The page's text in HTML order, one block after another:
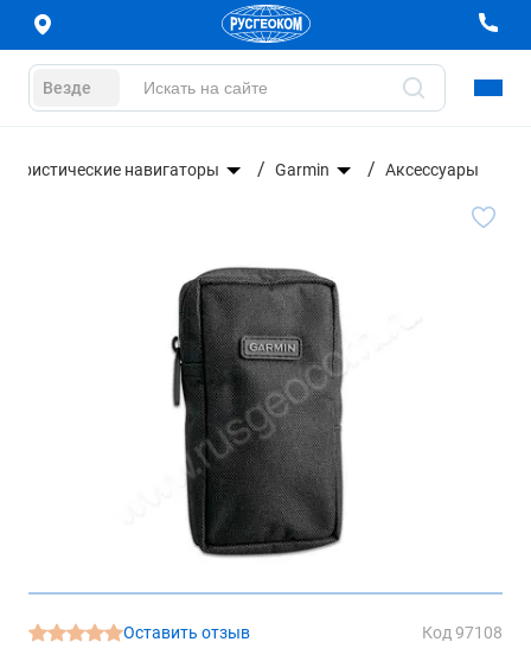
Везде
Туристические навигаторы Garmin Аксессуары
Оставить отзыв Код 97108